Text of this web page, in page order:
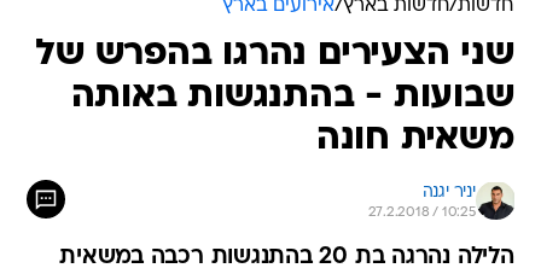
שבועות - בהתנגשות באותה
משאית חונה
יניר יגנה
27.2.2018 / 10:25
הלילה נהרגה בת 20 בהתנגשות רכבה במשאית
חונה בב"ש. מותה נקבע בזירה. לפני כשלושה
שבועות מת באותו רחוב רוכב אופנוע שהתנגש